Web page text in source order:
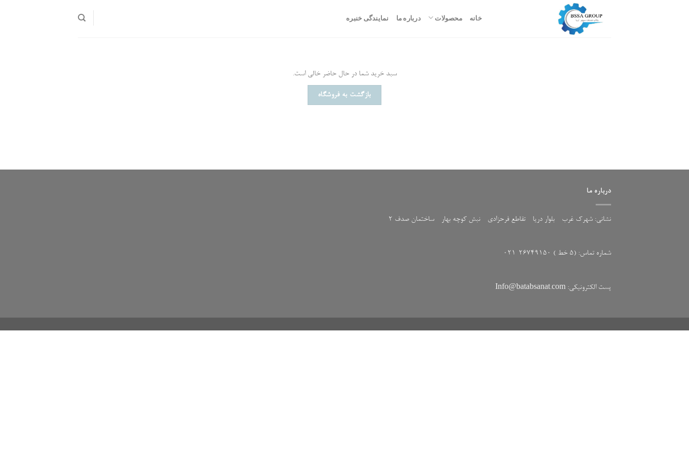
خانه محصولات درباره ما نمایندگی خنبره
سبد خرید شما در حال حاضر خالی است.
بازگشت به فروشگاه
درباره ما
نشانی: شهرک غرب - بلوار دریا - تقاطع فرحزادی - نبش کوچه بهار - ساختمان صدف 2
شماره تماس: (5 خط ) 26749150-021
پست الکترونیکی: Info@batabsanat.com